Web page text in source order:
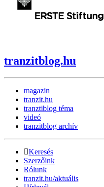
tranzitblog.hu
magazin
tranzit.hu
tranztiblog téma
videó
tranzitblog archív
Keresés
Szerzőink
Rólunk
tranzit.hu/aktuális